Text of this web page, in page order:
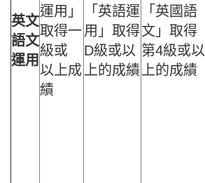
英文
語文
運用
運用」
取得一
級或
以上成
績
「英語運
用」取得
D級或以
上的成績
「英國語
文」取得
第4級或以
上的成績